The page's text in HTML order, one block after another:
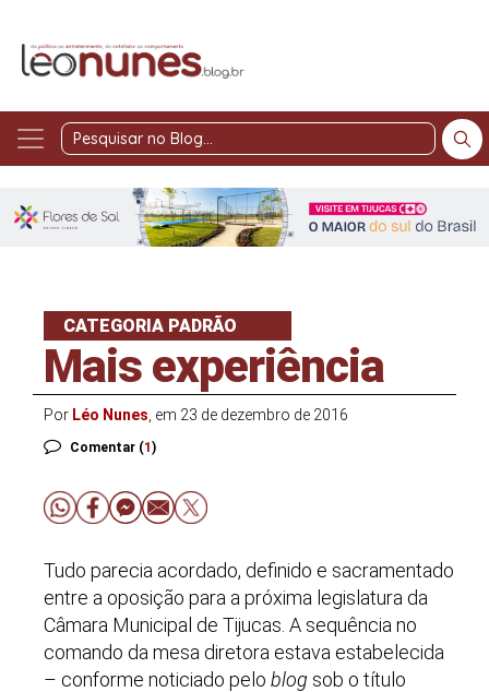
Pesquisar
Blog
CATEGORIA PADRÃO
Mais experiência
Por Léo Nunes , em 23 de dezembro de 2016
Comentar (1)
Tudo parecia acordado, definido e sacramentado
entre a oposição para a próxima legislatura da
Câmara Municipal de Tijucas. A sequência no
comando da mesa diretora estava estabelecida
– conforme noticiado pelo blog sob o título